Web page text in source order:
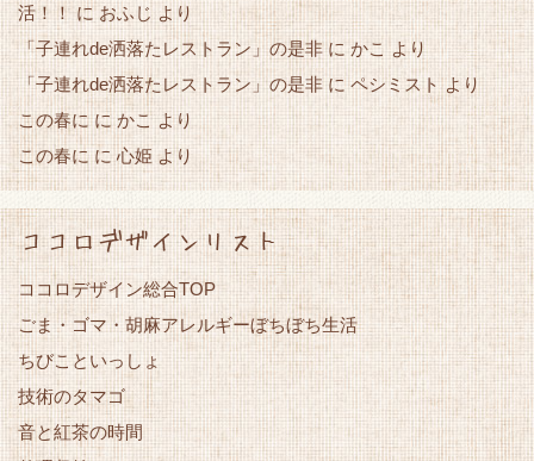
活！！ に おふじ より
「子連れde洒落たレストラン」の是非 に かこ より
「子連れde洒落たレストラン」の是非 に ペシミスト より
この春に に かこより
この春に に 心姫 より
ココロデザインリスト
ココロデザイン総合TOP
ごま・ゴマ・胡麻アレルギーぼちぼち生活
ちびこといっしょ
技術のタマゴ
音と紅茶の時間